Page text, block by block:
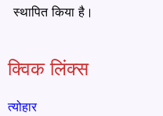
स्थापित किया है।
क्विक लिंक्स
त्योहार